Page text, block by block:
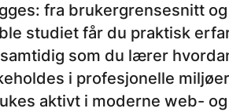
fra brukergrensesnitt
studiet får du praktisk
som du lærer
i profesjonelle
aktivt i moderne web-